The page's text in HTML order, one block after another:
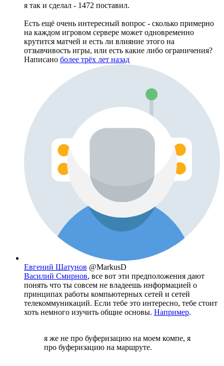
я так и сделал - 1472 поставил.
Есть ещё очень интересный вопрос - сколько примерно
на каждом игровом сервере может одновременно
крутится матчей и есть ли влияние этого на
отзывчивость игры, или есть какие либо ограничения?
Написано более трёх лет назад
Евгений Шатунов @MarkusD
Василий Смирнов, все вот эти предположения дают
понять что ты совсем не владеешь информацией о
принципах работы компьютерных сетей и сетей
телекоммуникаций. Если тебе это интересно, тебе стоит
хоть немного изучить общие основы. Например.
я же не про буферизацию на моем компе, я
про буферизацию на маршруте.